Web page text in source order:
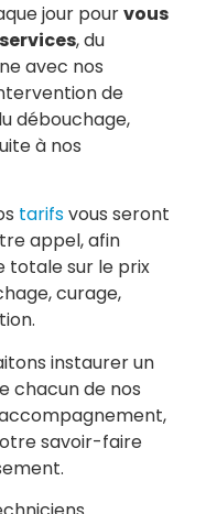
jour pourvous
, du
avec nos
de
débouchage,
à nos
tarifsvous seront
appel, afin
totale sur le prix
curage,
instaurer un
chacun de nos
savoir-faire